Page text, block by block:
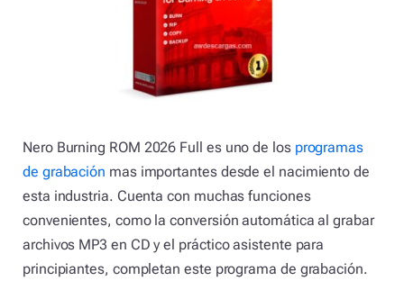
Nero Burning ROM 2026 Full es uno de los programas
de grabación mas importantes desde el nacimiento de
esta industria. Cuenta con muchas funciones
convenientes, como la conversión automática al grabar
archivos MP3 en CD y el práctico asistente para
principiantes, completan este programa de grabación.